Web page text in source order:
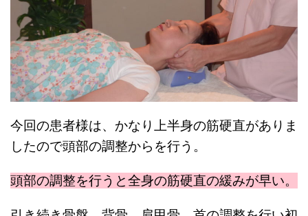
今回の患者様は、かなり上半身の筋硬直がありま
したので頭部の調整からを行う。
頭部の調整を行うと全身の筋硬直の緩みが早い。